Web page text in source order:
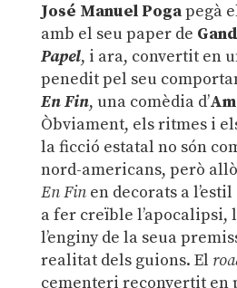
José Manuel Pogapegà
amb el seu paper de
Papel, i ara, convertit en
penedit pel seu
En Fin, una comèdia d’
Òbviament, els ritmes i
la ficció estatal no són
nord-americans, però
En Finen decorats a l’estil
a fer creïble l’apocalipsi,
l’enginy de la seua
realitat dels guions. El
cementeri reconvertit en